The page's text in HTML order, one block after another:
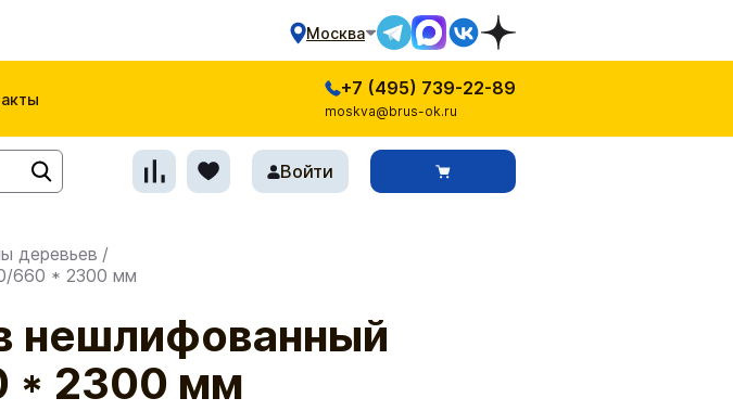
Москва
+7 (495) 739-22-89
moskva@brus-ok.ru
Войти
деревьев /
660 * 2300 мм
нешлифованный
* 2300 мм